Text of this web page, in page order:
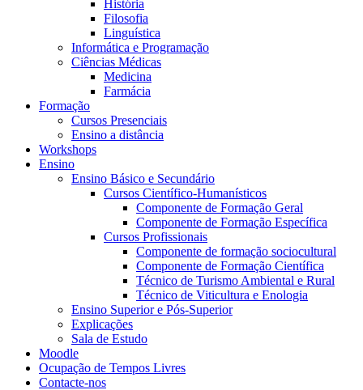
História
Filosofia
Linguística
Informática e Programação
Ciências Médicas
Medicina
Farmácia
Formação
Cursos Presenciais
Ensino a distância
Workshops
Ensino
Ensino Básico e Secundário
Cursos Científico-Humanísticos
Componente de Formação Geral
Componente de Formação Específica
Cursos Profissionais
Componente de formação sociocultural
Componente de Formação Científica
Técnico de Turismo Ambiental e Rural
Técnico de Viticultura e Enologia
Ensino Superior e Pós-Superior
Explicações
Sala de Estudo
Moodle
Ocupação de Tempos Livres
Contacte-nos